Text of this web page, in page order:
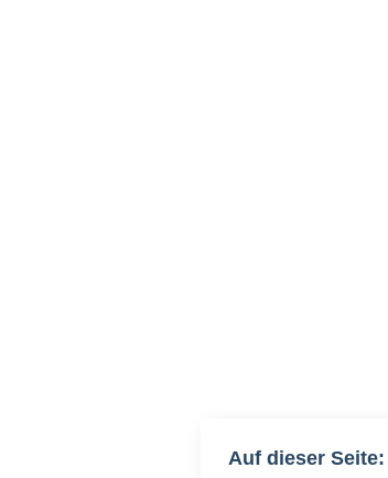
Auf dieser Seite: